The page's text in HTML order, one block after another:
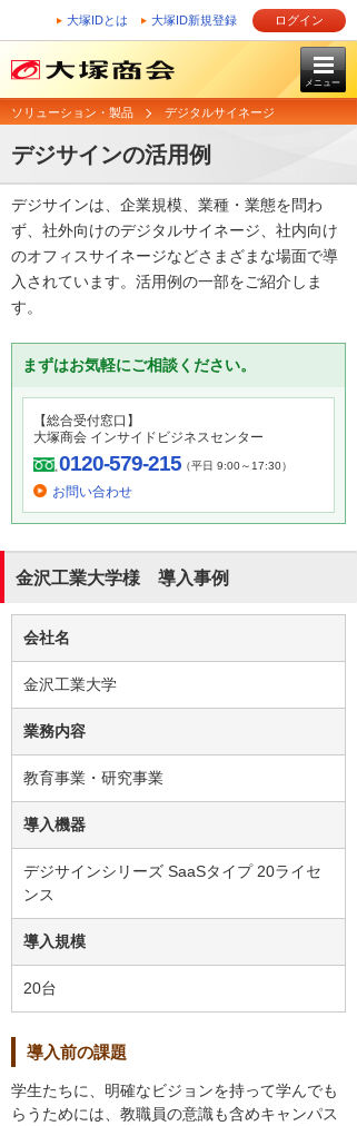
大塚IDとは 大塚ID新規登録 ログイン
メニュー
ソリューション・製品 デジタルサイネージ
デジサインの活用例
デジサインは、企業規模、業種・業態を問わ
ず、社外向けのデジタルサイネージ、社内向け
のオフィスサイネージなどさまざまな場面で導
入されています。活用例の一部をご紹介しま
す。
まずはお気軽にご相談ください。
【総合受付窓口】
大塚商会 インサイドビジネスセンター
0120-579-215（平日 9:00～17:30）
お問い合わせ
金沢工業大学様 導入事例
会社名
金沢工業大学
業務内容
教育事業・研究事業
導入機器
デジサインシリーズ SaaSタイプ 20ライセ
ンス
導入規模
20台
導入前の課題
学生たちに、明確なビジョンを持って学んでも
らうためには、教職員の意識も含めキャンパス